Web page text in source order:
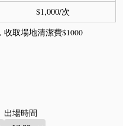
$1,000/次
取場地清潔費$1000
出場時間